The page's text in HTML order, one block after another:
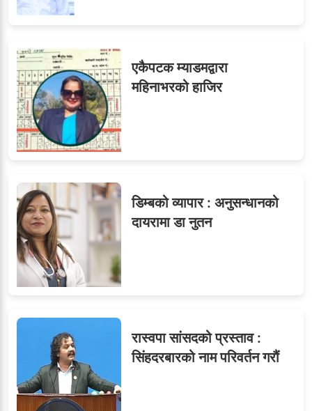
एकैपटक म्याडमद्वारा
महिनाभरको हाजिर
डिम्बको व्यापार : अनुसन्धानको
दायरामा डा नुतन
रास्वपा सांसदको प्रस्ताव :
सिंहदरबारको नाम परिवर्तन गरौं